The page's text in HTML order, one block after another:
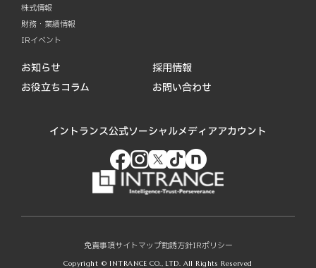
株式情報
財務・業績情報
IRイベント
お知らせ
お役立ちコラム
採用情報
お問い合わせ
イントランス公式ソーシャルメディアアカウント
免責事項サイトマップ勧誘方針IRポリシー
Copyright © INTRANCE CO., LTD. All Rights Reserved